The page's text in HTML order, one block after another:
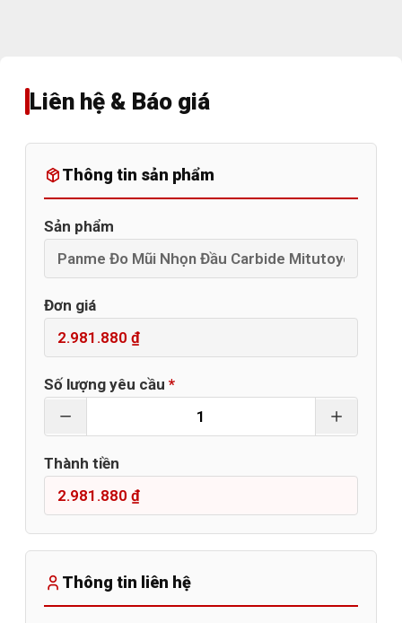
Liên hệ & Báo giá
Thông tin sản phẩm
Sản phẩm
Đơn giá
Số lượng yêu cầu *
Thành tiền
Thông tin liên hệ